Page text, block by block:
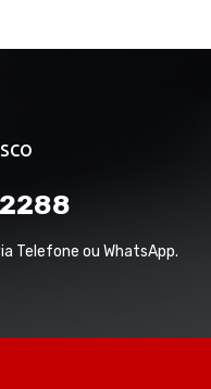
Telefone ou WhatsApp.